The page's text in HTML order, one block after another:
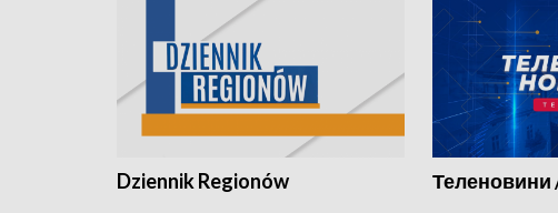
Dziennik Regionów Теленовини